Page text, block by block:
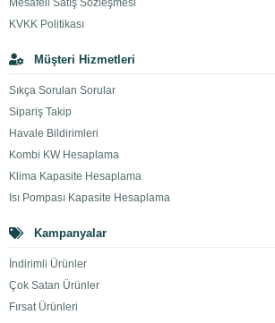
Mesafeli Satış Sözleşmesi
KVKK Politikası
Müşteri Hizmetleri
Sıkça Sorulan Sorular
Sipariş Takip
Havale Bildirimleri
Kombi KW Hesaplama
Klima Kapasite Hesaplama
Isı Pompası Kapasite Hesaplama
Kampanyalar
İndirimli Ürünler
Çok Satan Ürünler
Fırsat Ürünleri